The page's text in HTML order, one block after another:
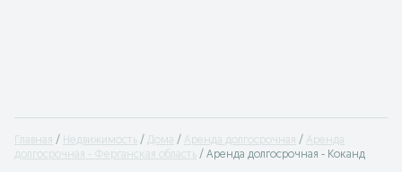
Главная Недвижимость Дома Аренда долгосрочная
Аренда
долгосрочная - Ферганская область
Аренда долгосрочная - Коканд